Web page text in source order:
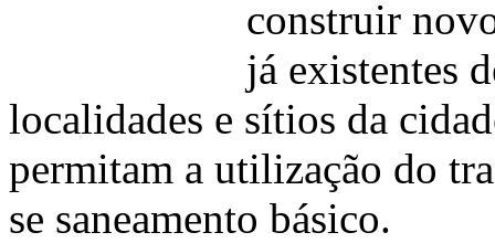
construir
já existentes
localidades e sítios da
permitam a utilização do
se saneamento básico.